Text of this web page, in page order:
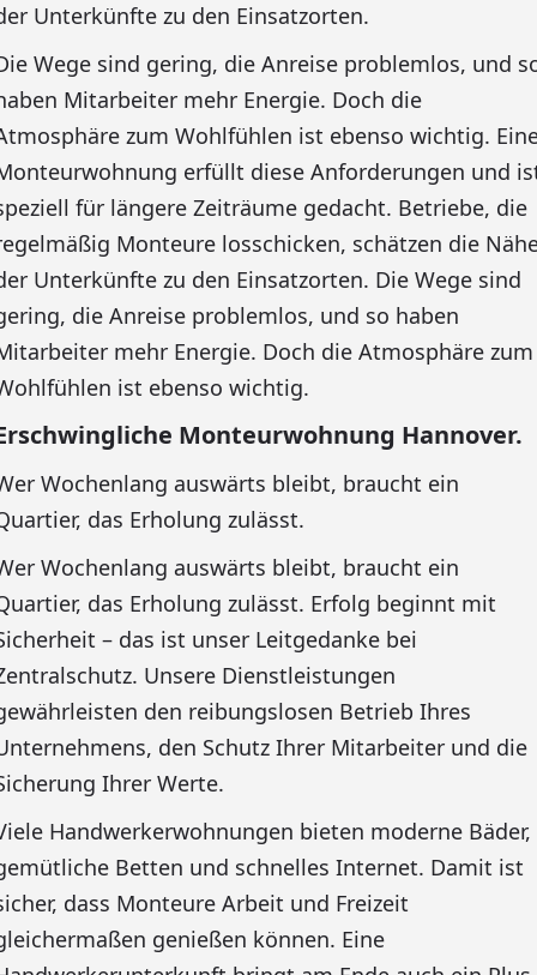
Unterkünfte zu den Einsatzorten.
Wege sind gering, die Anreise problemlos, und
Mitarbeiter mehr Energie. Doch die
zum Wohlfühlen ist ebenso wichtig.
erfüllt diese Anforderungen und
für längere Zeiträume gedacht. Betriebe, die
Monteure losschicken, schätzen die
Unterkünfte zu den Einsatzorten. Die Wege sind
die Anreise problemlos, und so haben
mehr Energie. Doch die Atmosphäre zum
ist ebenso wichtig.
Monteurwohnung Hannover.
Wochenlang auswärts bleibt, braucht ein
das Erholung zulässt.
Wochenlang auswärts bleibt, braucht ein
das Erholung zulässt. Erfolg beginnt mit
– das ist unser Leitgedanke bei
Unsere Dienstleistungen
den reibungslosen Betrieb Ihres
den Schutz Ihrer Mitarbeiter und die
Ihrer Werte.
Handwerkerwohnungen bieten moderne Bäder,
Betten und schnelles Internet. Damit ist
dass Monteure Arbeit und Freizeit
genießen können. Eine